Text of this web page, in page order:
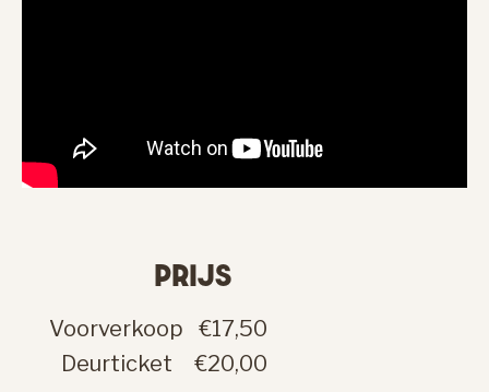
PRIJS
Voorverkoop
€17,50
Deurticket
€20,00